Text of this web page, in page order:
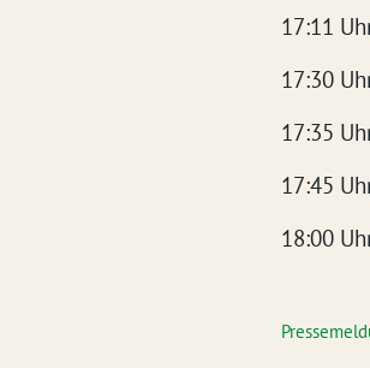
17:11
17:30
17:35
17:45
18:00